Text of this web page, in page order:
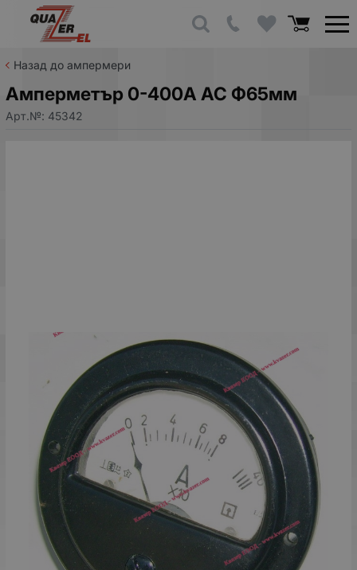
Назад до ампермери
Амперметър 0-400A AC Ф65мм
Арт.№: 45342